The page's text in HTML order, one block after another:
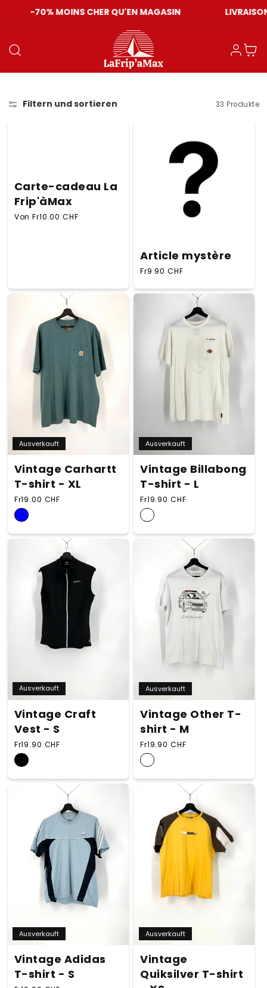
-70% MOINS CHER QU'EN MAGASIN LIVRAISON
Einloggen
Filtern und sortieren 33 Produkte
Carte-cadeau La
Frip'àMax
Normaler Preis
VonFr10.00 CHF
Article mystère
Normaler Preis
Fr9.90 CHF
Ausverkauft
Vintage Carhartt
T-shirt - XL
Normaler Preis
Fr19.00 CHF
Ausverkauft
Vintage Billabong
T-shirt - L
Normaler Preis
Fr19.90 CHF
Ausverkauft
Vintage Craft
Vest - S
Normaler Preis
Fr19.90 CHF
Ausverkauft
Vintage Other T-
shirt - M
Normaler Preis
Fr19.90 CHF
Ausverkauft
Vintage Adidas
T-shirt - S
Ausverkauft
Vintage
Quiksilver T-shirt